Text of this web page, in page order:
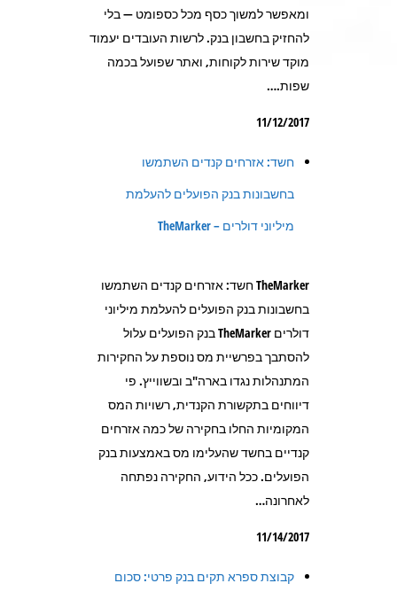
ומאפשר למשוך כסף מכל כספומט — בלי
להחזיק בחשבון בנק. לרשות העובדים יעמוד
מוקד שירות לקוחות, ואתר שפועל בכמה
שפות.…
11/12/2017
חשד: אזרחים קנדים השתמשו
בחשבונות בנק הפועלים להעלמת
מיליוני דולרים – TheMarker
TheMarker חשד: אזרחים קנדים השתמשו
בחשבונות בנק הפועלים להעלמת מיליוני
דולרים TheMarker בנק הפועלים עלול
להסתבך בפרשיית מס נוספת על החקירות
המתנהלות נגדו בארה"ב ובשווייץ. פי
דיווחים בתקשורת הקנדית, רשויות המס
המקומיות החלו בחקירה של כמה אזרחים
קנדיים בחשד שהעלימו מס באמצעות בנק
הפועלים. ככל הידוע, החקירה נפתחה
לאחרונה…
11/14/2017
קבוצת ספרא תקים בנק פרטי: סכום